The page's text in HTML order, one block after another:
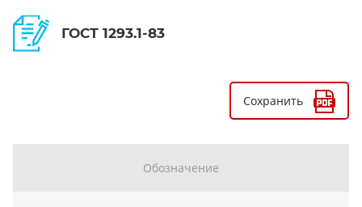
ГОСТ 1293.1-83
Сохранить
Обозначение